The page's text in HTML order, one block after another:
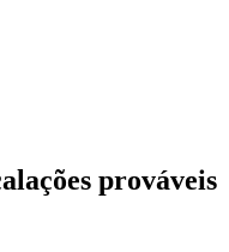
prováveis